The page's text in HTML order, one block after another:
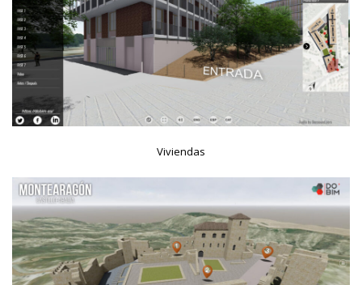
Viviendas